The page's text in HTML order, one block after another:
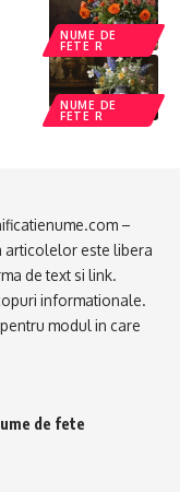
NUME DE
FETE R
NUME DE
FETE R
–
articolelor este libera
de text si link.
informationale.
modul in care
de fete